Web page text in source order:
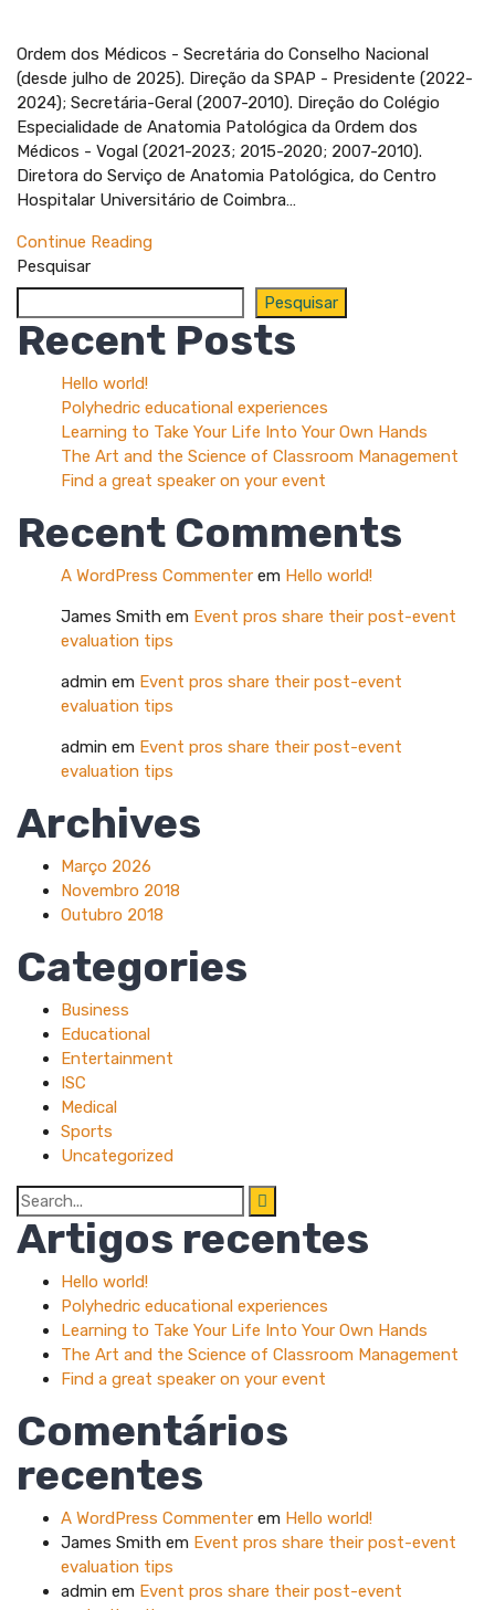
Ordem dos Médicos - Secretária do Conselho Nacional
(desde julho de 2025). Direção da SPAP - Presidente (2022-
2024); Secretária-Geral (2007-2010). Direção do Colégio
Especialidade de Anatomia Patológica da Ordem dos
Médicos - Vogal (2021-2023; 2015-2020; 2007-2010).
Diretora do Serviço de Anatomia Patológica, do Centro
Hospitalar Universitário de Coimbra…
Continue Reading
Pesquisar
Pesquisar
Recent Posts
Hello world!
Polyhedric educational experiences
Learning to Take Your Life Into Your Own Hands
The Art and the Science of Classroom Management
Find a great speaker on your event
Recent Comments
A WordPress Commenter em Hello world!
James Smith em Event pros share their post-event
evaluation tips
admin em Event pros share their post-event
evaluation tips
admin em Event pros share their post-event
evaluation tips
Archives
Março 2026
Novembro 2018
Outubro 2018
Categories
Business
Educational
Entertainment
ISC
Medical
Sports
Uncategorized
Search
for:
Artigos recentes
Hello world!
Polyhedric educational experiences
Learning to Take Your Life Into Your Own Hands
The Art and the Science of Classroom Management
Find a great speaker on your event
Comentários
recentes
A WordPress Commenter em Hello world!
James Smith em Event pros share their post-event
evaluation tips
admin em Event pros share their post-event